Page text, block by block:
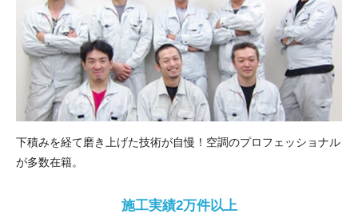
下積みを経て磨き上げた技術が自慢！空調のプロフェッショナル
が多数在籍。
施工実績2万件以上